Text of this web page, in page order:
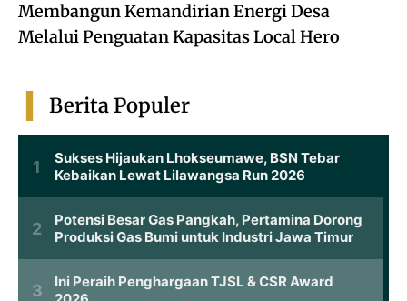
Membangun Kemandirian Energi Desa
Melalui Penguatan Kapasitas Local Hero
Berita Populer